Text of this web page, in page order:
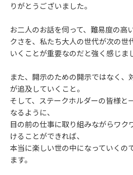
りがとうございました。
お二人のお話を伺って、難易度の高
クさを、私たち大人の世代が次の世
いくことが重要なのだと強く感じま
また、開示のための開示ではなく、
が追及していくこと。
そして、ステークホルダーの皆様と
なるように、
目の前の仕事に取り組みながらワク
けることができれば、
本当に楽しい世の中になっていくの
ます。